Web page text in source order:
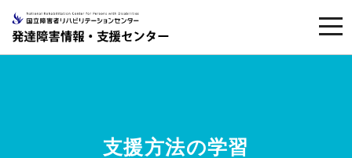
支援方法の学習